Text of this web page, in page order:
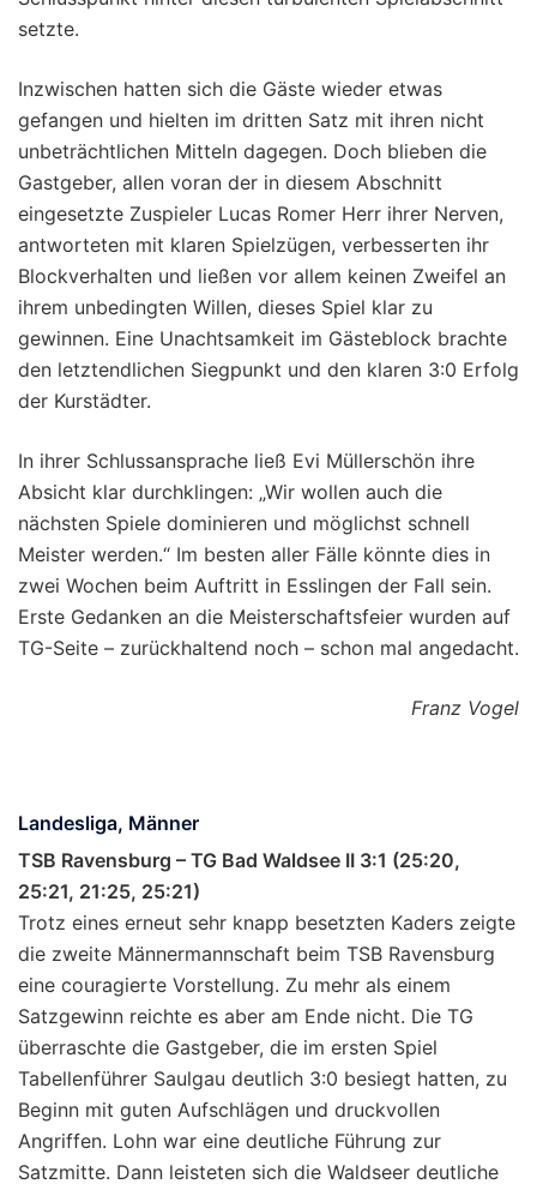
setzte.
Inzwischen hatten sich die Gäste wieder etwas
gefangen und hielten im dritten Satz mit ihren nicht
unbeträchtlichen Mitteln dagegen. Doch blieben die
Gastgeber, allen voran der in diesem Abschnitt
eingesetzte Zuspieler Lucas Romer Herr ihrer Nerven,
antworteten mit klaren Spielzügen, verbesserten ihr
Blockverhalten und ließen vor allem keinen Zweifel an
ihrem unbedingten Willen, dieses Spiel klar zu
gewinnen. Eine Unachtsamkeit im Gästeblock brachte
den letztendlichen Siegpunkt und den klaren 3:0 Erfolg
der Kurstädter.
In ihrer Schlussansprache ließ Evi Müllerschön ihre
Absicht klar durchklingen: „Wir wollen auch die
nächsten Spiele dominieren und möglichst schnell
Meister werden.“ Im besten aller Fälle könnte dies in
zwei Wochen beim Auftritt in Esslingen der Fall sein.
Erste Gedanken an die Meisterschaftsfeier wurden auf
TG-Seite – zurückhaltend noch – schon mal angedacht.
Franz Vogel
Landesliga, Männer
TSB Ravensburg – TG Bad Waldsee II 3:1 (25:20,
25:21, 21:25, 25:21)
Trotz eines erneut sehr knapp besetzten Kaders zeigte
die zweite Männermannschaft beim TSB Ravensburg
eine couragierte Vorstellung. Zu mehr als einem
Satzgewinn reichte es aber am Ende nicht. Die TG
überraschte die Gastgeber, die im ersten Spiel
Tabellenführer Saulgau deutlich 3:0 besiegt hatten, zu
Beginn mit guten Aufschlägen und druckvollen
Angriffen. Lohn war eine deutliche Führung zur
Satzmitte. Dann leisteten sich die Waldseer deutliche